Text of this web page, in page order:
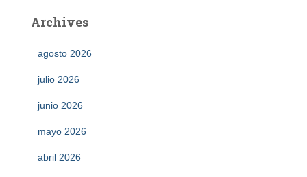
Archives
agosto 2026
julio 2026
junio 2026
mayo 2026
abril 2026